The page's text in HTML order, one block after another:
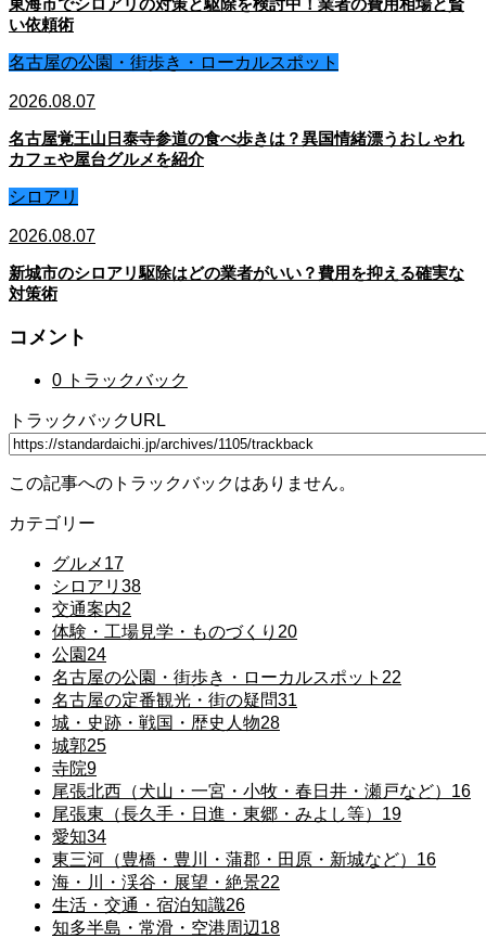
い依頼術
名古屋の公園・街歩き・ローカルスポット
2026.08.07
名古屋覚王山日泰寺参道の食べ歩きは？異国情緒漂うおしゃれ
カフェや屋台グルメを紹介
シロアリ
2026.08.07
新城市のシロアリ駆除はどの業者がいい？費用を抑える確実な
対策術
コメント
0 トラックバック
トラックバックURL
この記事へのトラックバックはありません。
カテゴリー
グルメ 17
シロアリ 38
交通案内2
体験・工場見学・ものづくり 20
公園 24
名古屋の公園・街歩き・ローカルスポット 22
名古屋の定番観光・街の疑問31
城・史跡・戦国・歴史人物28
城郭25
寺院9
尾張北西（犬山・一宮・小牧・春日井・瀬戸など） 16
尾張東（長久手・日進・東郷・みよし等） 19
愛知34
東三河（豊橋・豊川・蒲郡・田原・新城など） 16
海・川・渓谷・展望・絶景22
生活・交通・宿泊知識26
知多半島・常滑・空港周辺 18